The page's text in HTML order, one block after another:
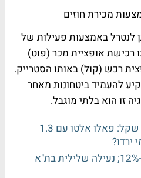
לנטרל באמצעות פעילות של
רכישת אופציית מכר (פוט)
רכש (קול) באותו הסטרייק.
להעמיד ביטחונות מאחר
זו הוא בלתי מוגבל.
מחזור של 16.1 מיליארד שקל: פאלו אלטו עם 1.3
ירדו?